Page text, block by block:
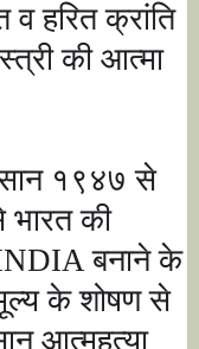
हरित क्रांति
की आत्मा
१९४७ से
भारत की
बनाने के
मूल्य के शोषण से
आत्महत्या